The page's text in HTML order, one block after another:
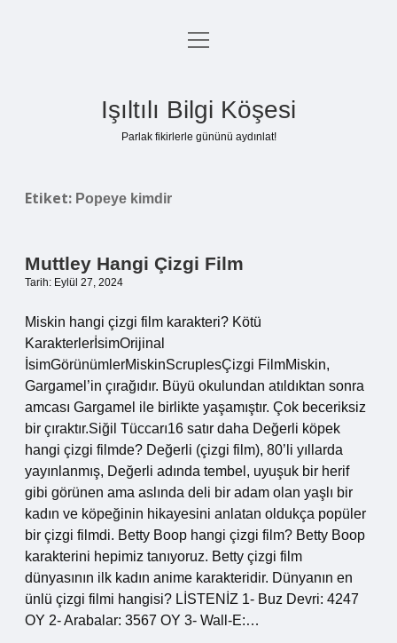
Anasayfa
Yasal Uyarı
menüyü
Işıltılı Bilgi Köşesi
Parlak fikirlerle gününü aydınlat!
Etiket: Popeye kimdir
Muttley Hangi Çizgi Film
Tarih: Eylül 27, 2024
Miskin hangi çizgi film karakteri? Kötü
KarakterlerİsimOrijinal
İsimGörünümlerMiskinScruplesÇizgi FilmMiskin,
Gargamel’in çırağıdır. Büyü okulundan atıldıktan sonra
amcası Gargamel ile birlikte yaşamıştır. Çok beceriksiz
bir çıraktır.Siğil Tüccarı16 satır daha Değerli köpek
hangi çizgi filmde? Değerli (çizgi film), 80’li yıllarda
yayınlanmış, Değerli adında tembel, uyuşuk bir herif
gibi görünen ama aslında deli bir adam olan yaşlı bir
kadın ve köpeğinin hikayesini anlatan oldukça popüler
bir çizgi filmdi. Betty Boop hangi çizgi film? Betty Boop
karakterini hepimiz tanıyoruz. Betty çizgi film
dünyasının ilk kadın anime karakteridir. Dünyanın en
ünlü çizgi filmi hangisi? LİSTENİZ 1- Buz Devri: 4247
OY 2- Arabalar: 3567 OY 3- Wall-E:…